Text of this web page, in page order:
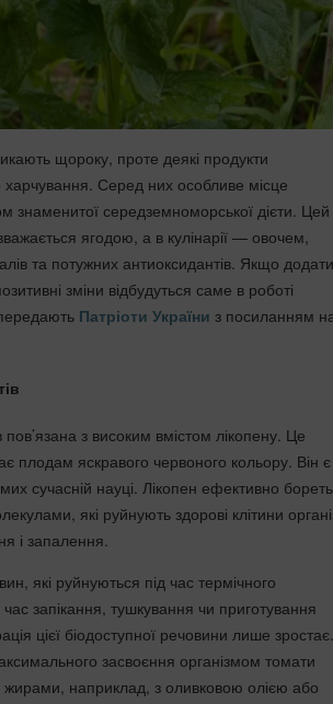
щороку, проте деякі продукти
Серед них особливе місце
знаменитої середземноморської дієти. Цей
ягодою, а в кулінарії — овочем,
та потужних антиоксидантів. Якщо додати
зміни відбудуться саме в роботі
Патріоти України з посиланням
пов’язана з високим вмістом лікопену. Це
плодам яскравого червоного кольору. Він є
сучасній науці. Лікопен ефективно
які руйнують здорові клітини
і запалення.
які руйнуються під час термічного
запікання, тушкування чи приготування
цієї біодоступної речовини лише зростає.
засвоєння організмом томати
наприклад, з оливковою олією або